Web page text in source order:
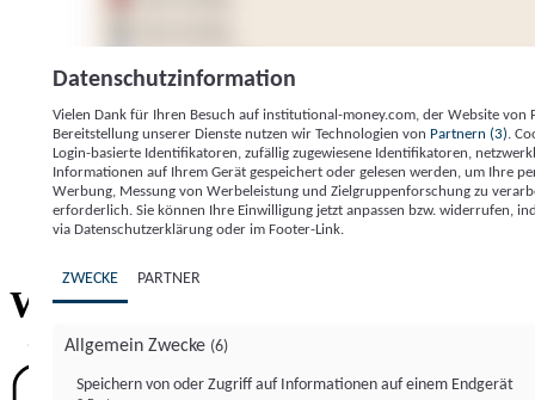
Institutional Money
ImpressumDatenschutzerklärung
Willkommen bei
Datenschutzinformation
Vielen Dank für Ihren Besuch auf institutional-money.com, der Website von
Bereitstellung unserer Dienste nutzen wir Technologien von Partnern (3) .
Login-basierte Identifikatoren, zufällig zugewiesene Identifikatoren,
Informationen auf Ihrem Gerät gespeichert oder gelesen werden, um Ihre
Werbung, Messung von Werbeleistung und Zielgruppenforschung zu
erforderlich. Sie können Ihre Einwilligung jetzt anpassen bzw. widerrufen,
via Datenschutzerklärung oder im Footer-Link.
ZWECKE PARTNER
Allgemein Zwecke (6)
Speichern von oder Zugriff auf Informationen auf einem Endgerät